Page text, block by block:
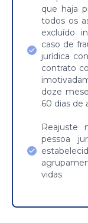
que haja
todos os
excluído
caso de
jurídica
contrato
doze
60 dias de
Reajuste
pessoa
vidas